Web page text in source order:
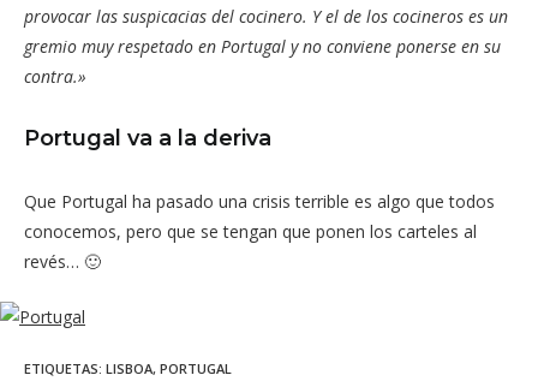
provocar las suspicacias del cocinero. Y el de los cocineros es un
gremio muy respetado en Portugal y no conviene ponerse en su
contra.»
Portugal va a la deriva
Que Portugal ha pasado una crisis terrible es algo que todos
conocemos, pero que se tengan que ponen los carteles al
revés… 🙂
ETIQUETAS: LISBOA, PORTUGAL